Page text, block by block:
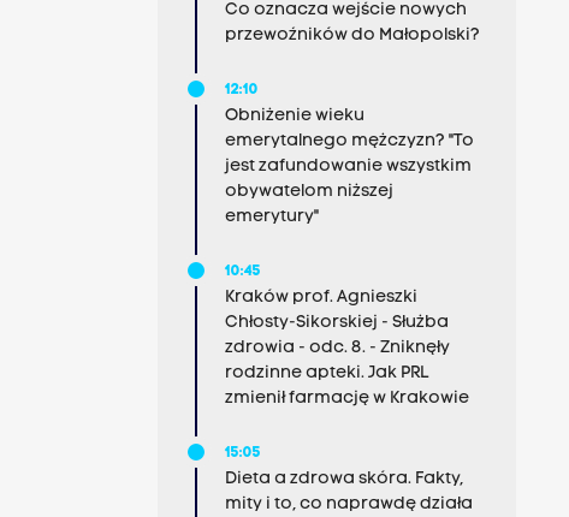
Co oznacza wejście nowych
przewoźników do Małopolski?
12:10
Obniżenie wieku
emerytalnego mężczyzn? "To
jest zafundowanie wszystkim
obywatelom niższej
emerytury"
10:45
Kraków prof. Agnieszki
Chłosty-Sikorskiej - Służba
zdrowia - odc. 8. - Zniknęły
rodzinne apteki. Jak PRL
zmienił farmację w Krakowie
15:05
Dieta a zdrowa skóra. Fakty,
mity i to, co naprawdę działa